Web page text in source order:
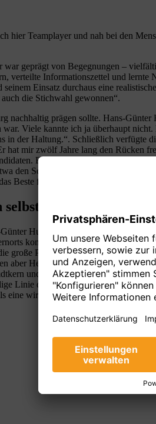
hier Teamplayer und nah bei den
war geprägt von Begegnungen –
verteilte Informationszettel und
seinem Einsatz durchaus eine
die Stichwahl gewonnen“.
nachhaltig prägen sollte. Hans-
Viele kannte ich ja überhaupt
in der Haltung.“. Schließlich
hat mir zwölf Jahre lang den Rücken
Er war später 3.
den Schulstandortwechsel der
Beste für Neuburg zu erreichen.
Neuburg
Huniar und seinem Stadtrat
kommunale Einrichtungen
große Politik in München unter
aber Herr im eigenen Haus bleiben.
und die Wasserversorgung.
Linie der bayerischen
eine wirtschaftliche Entscheidung. Es